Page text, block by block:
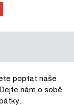
poptat naše
nám o sobě